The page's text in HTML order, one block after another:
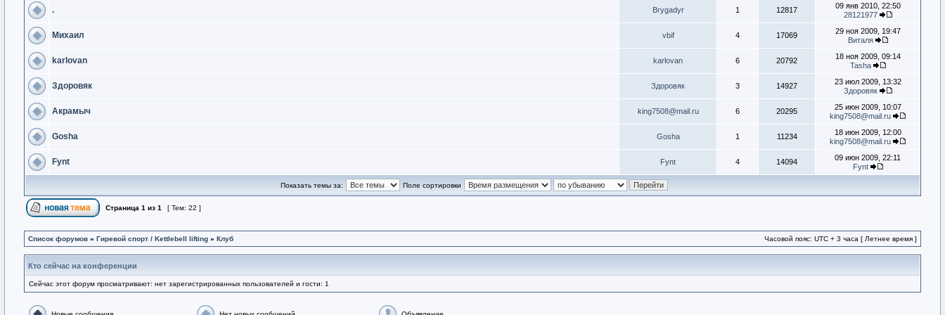
. Brygadyr 1 12817
09 янв 2010, 22:50
28121977
Михаил vbif 4 17069
29 ноя 2009, 19:47
Виталя
karlovan karlovan 6 20792
18 ноя 2009, 09:14
Tasha
Здоровяк Здоровяк 3 14927
23 июл 2009, 13:32
Здоровяк
Акрамыч king7508@mail.ru 6 20295
25 июн 2009, 10:07
king7508@mail.ru
Gosha Gosha 1 11234
18 июн 2009, 12:00
king7508@mail.ru
Fynt Fynt 4 14094
09 июн 2009, 22:11
Fynt
Показать темы за: Поле сортировки
Страница 1 из 1 [ Тем: 22 ]
Список форумов » Гиревой спорт / Kettlebell lifting » Клуб Часовой пояс: UTC + 3 часа [ Летнее время ]
Кто сейчас на конференции
Сейчас этот форум просматривают: нет зарегистрированных пользователей и гости: 1